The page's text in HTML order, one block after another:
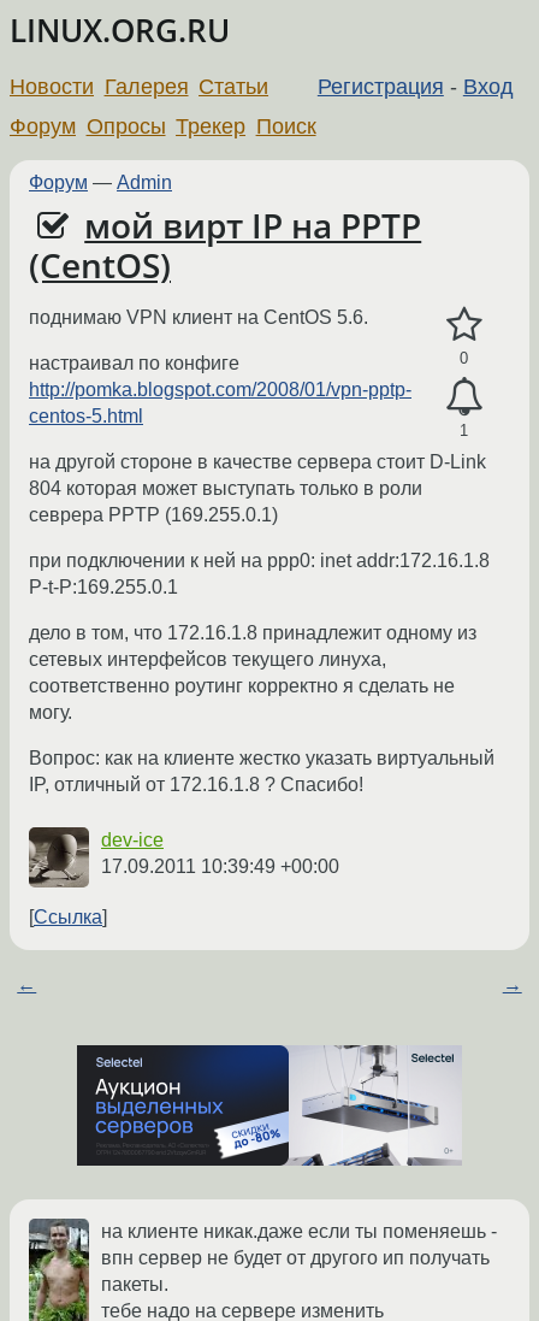
LINUX.ORG.RU
Регистрация - Вход
Новости Галерея Статьи
Форум Опросы Трекер Поиск
Форум — Admin
мой вирт IP на PPTP
(CentOS)
0
1
поднимаю VPN клиент на CentOS 5.6.
настраивал по конфиге
http://pomka.blogspot.com/2008/01/vpn-pptp-
centos-5.html
на другой стороне в качестве сервера стоит D-Link
804 которая может выступать только в роли
севрера PPTP (169.255.0.1)
при подключении к ней на ppp0: inet addr:172.16.1.8
P-t-P:169.255.0.1
дело в том, что 172.16.1.8 принадлежит одному из
сетевых интерфейсов текущего линуха,
соответственно роутинг корректно я сделать не
могу.
Вопрос: как на клиенте жестко указать виртуальный
IP, отличный от 172.16.1.8 ? Спасибо!
dev-ice
17.09.2011 10:39:49 +00:00
Ссылка
← →
на клиенте никак.даже если ты поменяешь -
впн сервер не будет от другого ип получать
пакеты.
тебе надо на сервере изменить